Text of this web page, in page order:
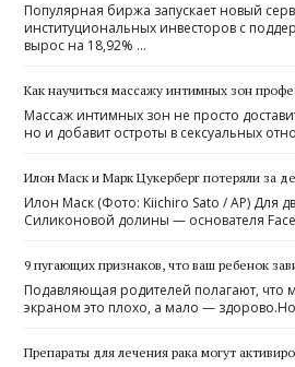
Популярная биржа запускает новый
институциональных инвесторов с
вырос на 18,92% …
Как научиться массажу интимных зон
Массаж интимных зон не просто
но и добавит остроты в сексуальных
Илон Маск и Марк Цукерберг потеряли за
Илон Маск (Фото: Kiichiro Sato / AP) Для
Силиконовой долины — основателя
9 пугающих признаков, что ваш ребенок
Подавляющая родителей полагают,
экраном это плохо, а мало —
Препараты для лечения рака могут